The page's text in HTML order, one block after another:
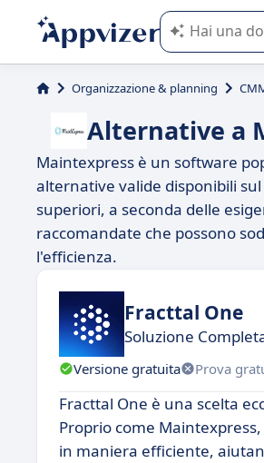
L'IA di
Organizzazione & planning
Alternative a
Maintexpress è un software
alternative valide disponibili
superiori, a seconda delle
raccomandate che possono
l'efficienza.
Fracttal One
Soluzione
Versione gratuita Prova
Fracttal One è una scelta
Proprio come
in maniera efficiente,